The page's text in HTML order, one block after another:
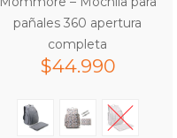
pañales 360 apertura
completa
$44.990